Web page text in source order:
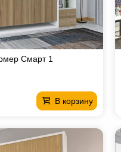
Смарт 1
В корзину